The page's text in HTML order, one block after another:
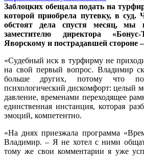
Заблоцких обещала подать на
которой приобрела путевку, в
обстоят дела спустя месяц, мы
заместителю директора
Яворскому и пострадавшей стороне
«Судебный иск в турфирму не
на свой первый вопрос. Владимир
больше других, потому что
психологический дискомфорт: целый
давление, временами переходящее
единственная инстанция, которая
эмоций, компетентно.
«На днях приезжала программа
Владимир. – Я не хотел с ними
тому же свои комментарии я уже